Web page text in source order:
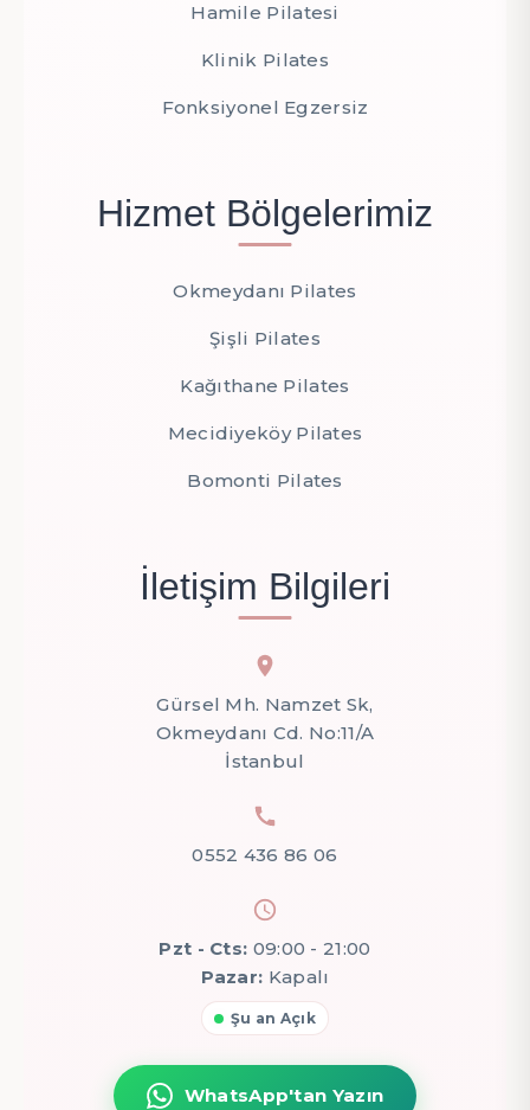
Hamile Pilatesi
Klinik Pilates
Fonksiyonel Egzersiz
Hizmet Bölgelerimiz
Okmeydanı Pilates
Şişli Pilates
Kağıthane Pilates
Mecidiyeköy Pilates
Bomonti Pilates
İletişim Bilgileri
Gürsel Mh. Namzet Sk,
Okmeydanı Cd. No:11/A
İstanbul
0552 436 86 06
Pzt - Cts: 09:00 - 21:00
Pazar: Kapalı
Şu an Açık
WhatsApp'tan Yazın